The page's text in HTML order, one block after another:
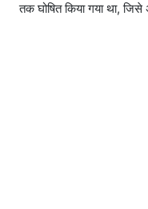
तक घोषित किया गया था,